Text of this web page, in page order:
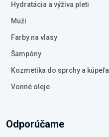
Hydratácia a výživa pleti
Muži
Farby na vlasy
Šampóny
Kozmetika do sprchy a kúpeľa
Vonné oleje
Odporúčame